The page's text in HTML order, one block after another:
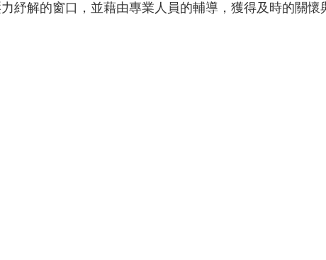
紓解的窗口，並藉由專業人員的輔導，獲得及時的關懷